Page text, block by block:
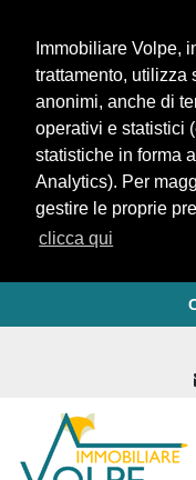
Immobiliare Volpe,
trattamento, utilizza
anonimi, anche di
operativi e statistici
statistiche in forma
Analytics). Per
gestire le proprie
clicca qui